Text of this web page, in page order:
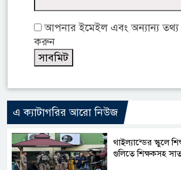
আপনার ইমেইল এবং অন্যান্য তথ্য
করুন
এ ক্যাটাগরির আরো নিউজ
থাইল্যান্ডের স্কুলে
গুলিতে শিক্ষকসহ